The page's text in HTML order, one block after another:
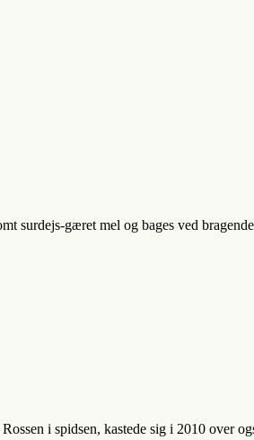
surdejs-gæret mel og bages ved
i spidsen, kastede sig i 2010 over